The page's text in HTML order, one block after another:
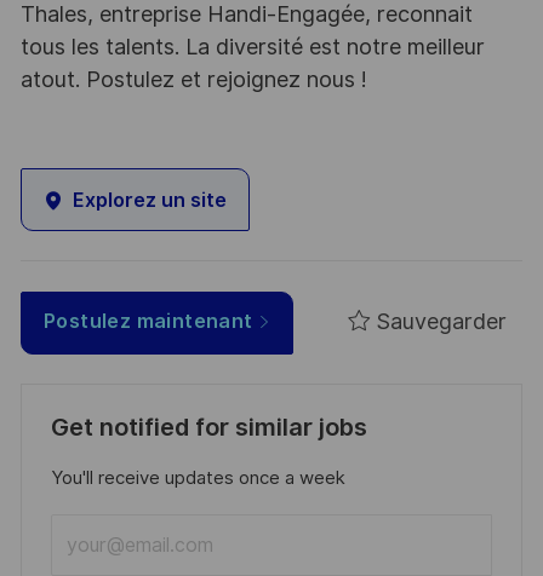
Thales, entreprise Handi-Engagée, reconnait
tous les talents. La diversité est notre meilleur
atout. Postulez et rejoignez nous !
Explorez un site
Postulez maintenant Sauvegarder
Get notified for similar jobs
You'll receive updates once a week
Email